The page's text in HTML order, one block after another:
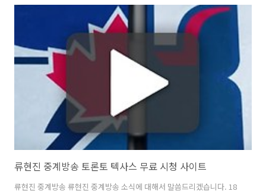
부가 속해 화제를 더 하고 있습니다. 앞서 메이저리그 사무국은 7월 “LA
다저스와 샌디에이고 파드리스가 내년 3월 20~21일 서울에서 정규리그
개막전을 벌인다”고 발표한 바 있습니다. 이에따라 쿠팡플레이는 MLB
월드투어 서울 시리즈의 프레젠팅 파트너, 주관 중계권자, 마케팅 파트너
로서 이벤트의 준비 및 진행의 전 부분을 MLB와 함께합니다. 또 선수단
의 입국부터, ..
류현진 중계방송 토론토 텍사스 무료 시청 사이트
류현진 중계방송 류현진 중계방송 소식에 대해서 말씀드리겠습니다. 18